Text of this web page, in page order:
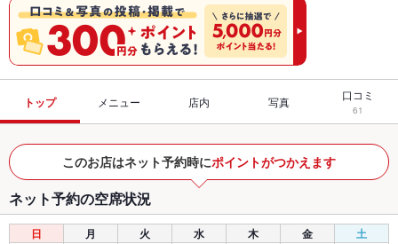
トップ メニュー 店内 写真 口コミ
61
このお店はネット予約時にポイントがつかえます
ネット予約の空席状況
日 月 火 水 木 金 土